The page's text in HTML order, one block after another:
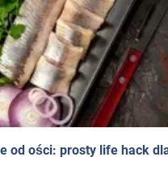
od ości: prosty life hack